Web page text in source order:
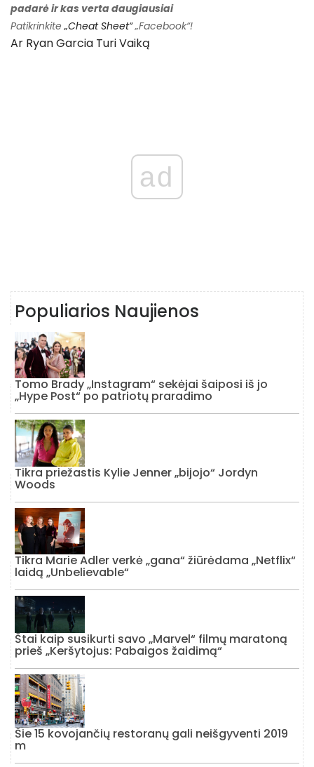
padarė ir kas verta daugiausiai
Patikrinkite „Cheat Sheet“ „Facebook“!
Ar Ryan Garcia Turi Vaiką
ad
Populiarios Naujienos
Tomo Brady „Instagram“ sekėjai šaiposi iš jo
„Hype Post“ po patriotų praradimo
Tikra priežastis Kylie Jenner „bijojo“ Jordyn
Woods
Tikra Marie Adler verkė „gana“ žiūrėdama „Netflix“
laidą „Unbelievable“
Štai kaip susikurti savo „Marvel“ filmų maratoną
prieš „Keršytojus: Pabaigos žaidimą“
Šie 15 kovojančių restoranų gali neišgyventi 2019
m